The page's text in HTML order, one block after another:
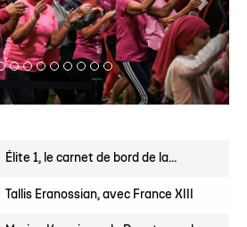
Élite 1, le carnet de bord de la...
Tallis Eranossian, avec France XIII